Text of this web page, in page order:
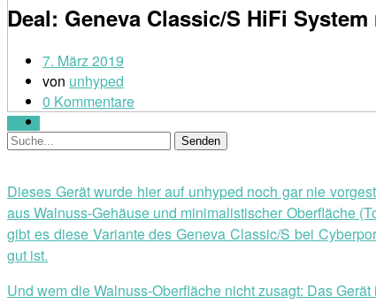
Menü
Deal: Geneva Classic/S HiFi
7. März 2019
von unhyped
0 Kommentare
Dieses Gerät wurde hier auf unhyped noch gar nie
aus Walnuss-Gehäuse und minimalistischer Oberfläche
gibt es diese Variante des Geneva Classic/S bei
gut ist.
Und wem die Walnuss-Oberfläche nicht zusagt: Das